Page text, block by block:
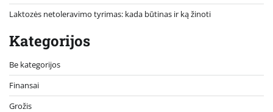
Laktozės netoleravimo tyrimas: kada būtinas ir ką žinoti
Kategorijos
Be kategorijos
Finansai
Grožis